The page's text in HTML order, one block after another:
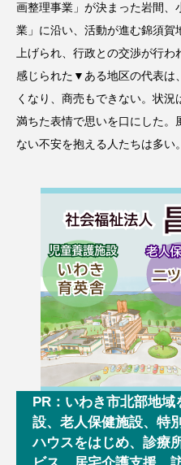
画整理事業」が決まった岩間
業」に沿い、活動が進む錦須賀
上げられ、行政との交渉が行
感じられた▼ある地区の代表は
くなり、商売もできない。状
満ちた表情で思いを口にした。
ない不安を抱える人たちは多い。
PR：いわき市北部地
設、老人保健施設、特
ハウスをはじめ、診療